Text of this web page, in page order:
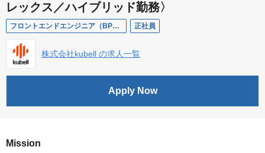
レックス／ハイブリッド勤務〉
フロントエンドエンジニア（BPaaS事業） 正社員
株式会社kubell の求人一覧
Apply Now
Mission